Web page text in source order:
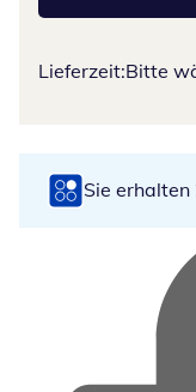
Lieferzeit:Bitte
Sie erhalten